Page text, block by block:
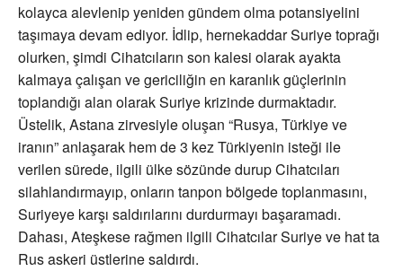
kolayca alevlenip yeniden gündem olma potansiyelini
taşımaya devam ediyor. İdlip, hernekaddar Suriye toprağı
olurken, şimdi Cihatcıların son kalesi olarak ayakta
kalmaya çalışan ve gericiliğin en karanlık güçlerinin
toplandığı alan olarak Suriye krizinde durmaktadır.
Üstelik, Astana zirvesiyle oluşan “Rusya, Türkiye ve
iranın” anlaşarak hem de 3 kez Türkiyenin isteği ile
verilen sürede, ilgili ülke sözünde durup Cihatcıları
silahlandırmayıp, onların tanpon bölgede toplanmasını,
Suriyeye karşı saldırılarını durdurmayı başaramadı.
Dahası, Ateşkese rağmen ilgili Cihatcılar Suriye ve hat ta
Rus askeri üstlerine saldırdı.